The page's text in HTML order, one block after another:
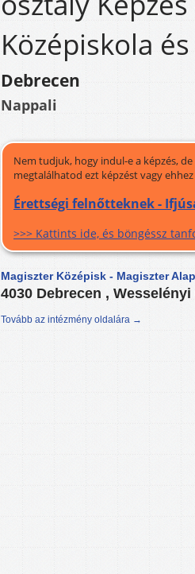
Középiskola
Debrecen
Nappali
Nem tudjuk, hogy indul-e a képzés,
megtalálhatod ezt képzést vagy
Érettségi felnőtteknek -
>>> Kattints ide, és böngéssz
Magiszter Középisk - Magiszter
4030 Debrecen , Wesselényi
Tovább az intézmény oldalára →